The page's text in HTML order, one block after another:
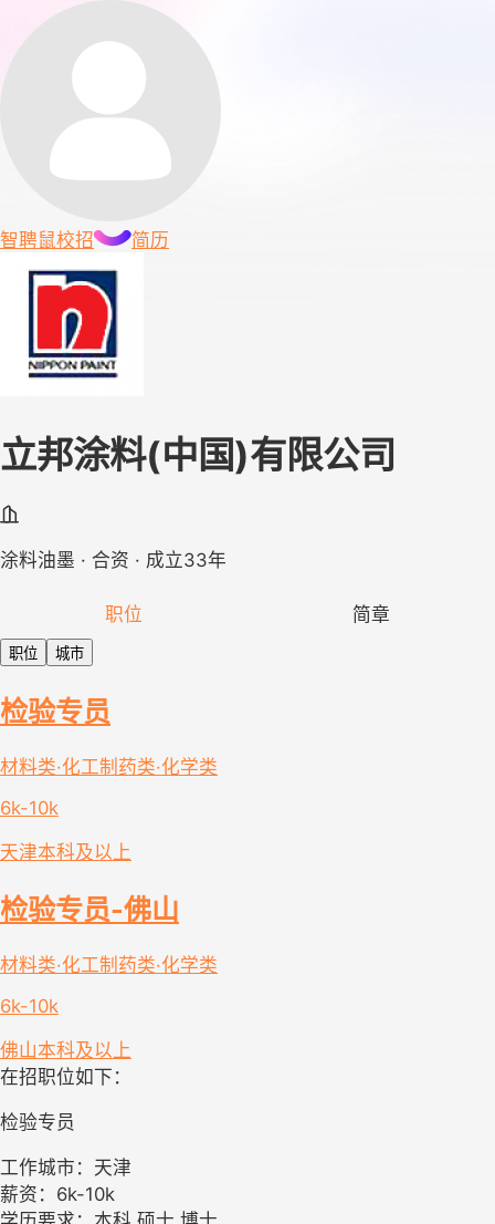
智聘鼠校招 简历
立邦涂料(中国)有限公司
涂料油墨 · 合资 · 成立33年
职位 简章
职位 城市
检验专员
材料类·化工制药类·化学类
6k-10k
天津本科及以上
检验专员-佛山
材料类·化工制药类·化学类
6k-10k
佛山本科及以上
在招职位如下：
检验专员
工作城市：天津
薪资：6k-10k